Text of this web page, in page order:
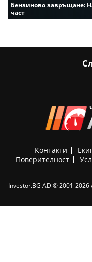
Бензиново завръщане:
част
Контакти
Поверителност
Investor.BG AD © 2001-